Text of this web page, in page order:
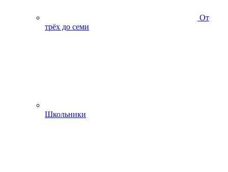
От
трёх до семи
Школьники